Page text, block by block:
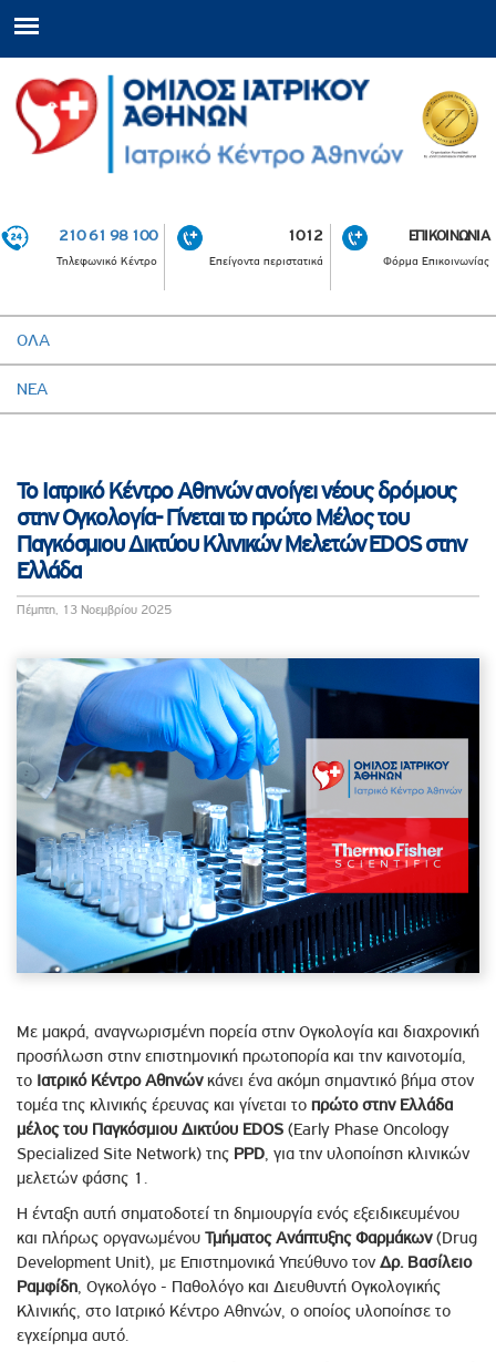
210 61 98 100
Τηλεφωνικό Κέντρο
1012
Επείγοντα περιστατικά
ΕΠΙΚΟΙΝΩΝΙΑ
Φόρμα Επικοινωνίας
ΟΛΑ
ΝΕΑ
Το Ιατρικό Κέντρο Αθηνών ανοίγει νέους δρόμους
στην Ογκολογία- Γίνεται το πρώτο Μέλος του
Παγκόσμιου Δικτύου Κλινικών Μελετών EDOS στην
Ελλάδα
Πέμπτη, 13 Νοεμβρίου 2025
Με μακρά, αναγνωρισμένη πορεία στην Ογκολογία και διαχρονική
προσήλωση στην επιστημονική πρωτοπορία και την καινοτομία,
το Ιατρικό Κέντρο Αθηνώνκάνει ένα ακόμη σημαντικό βήμα στον
τομέα της κλινικής έρευνας και γίνεται το πρώτο στην Ελλάδα
μέλος του Παγκόσμιου Δικτύου EDOS (Early Phase Oncology
Specialized Site Network) της PPD, για την υλοποίηση κλινικών
μελετών φάσης 1.
Η ένταξη αυτή σηματοδοτεί τη δημιουργία ενός εξειδικευμένου
και πλήρως οργανωμένου Τμήματος Ανάπτυξης Φαρμάκων(Drug
Development Unit), με Επιστημονικά Υπεύθυνο τον Δρ. Βασίλειο
Ραμφίδη, Ογκολόγο - Παθολόγο και Διευθυντή Ογκολογικής
Κλινικής, στο Ιατρικό Κέντρο Αθηνών, ο οποίος υλοποίησε το
εγχείρημα αυτό.